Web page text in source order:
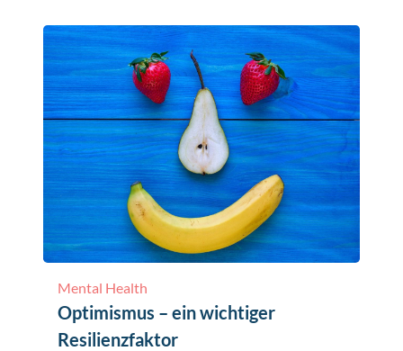
Mental Health
Optimismus – ein wichtiger
Resilienzfaktor